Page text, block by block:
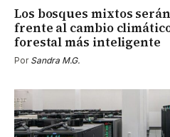
Los bosques mixtos
frente al cambio
forestal más inteligente
Por Sandra M.G.